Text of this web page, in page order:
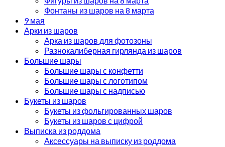
Фонтаны из шаров на 8 марта
9 мая
Арки из шаров
Арка из шаров для фотозоны
Разнокалиберная гирлянда из шаров
Большие шары
Большие шары с конфетти
Большие шары с логотипом
Большие шары с надписью
Букеты из шаров
Букеты из фольгированных шаров
Букеты из шаров с цифрой
Выписка из роддома
Аксессуары на выписку из роддома